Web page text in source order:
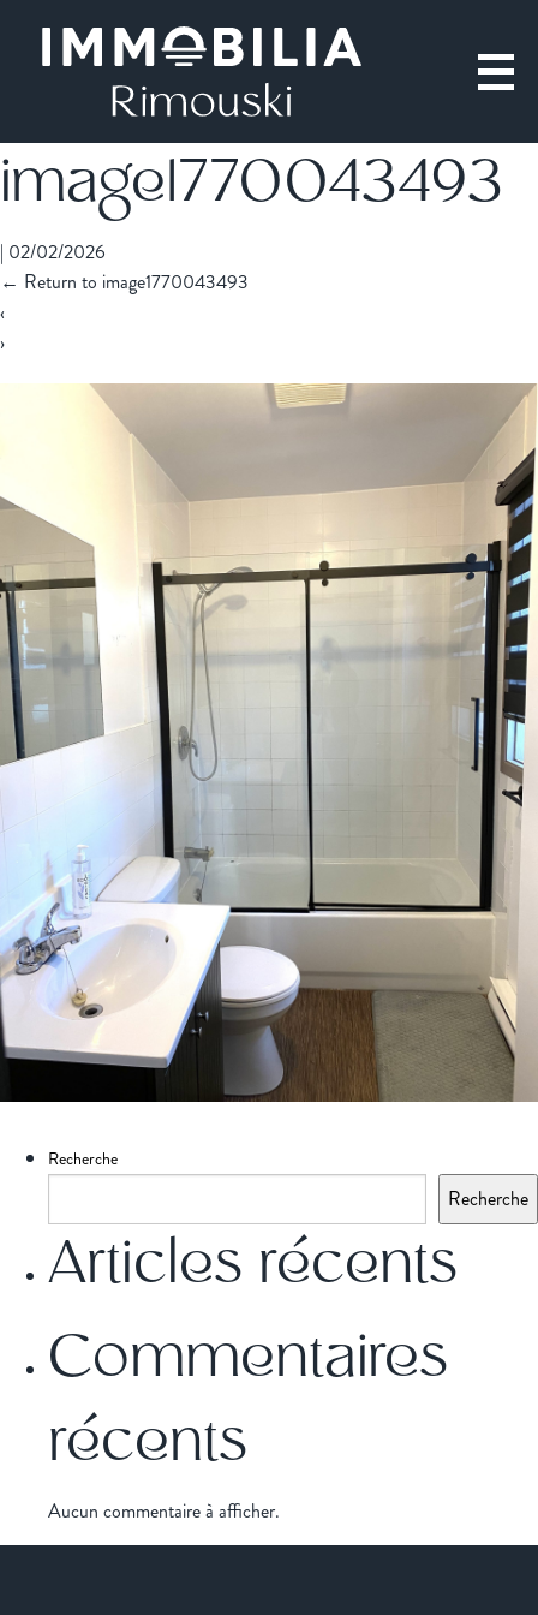
image1770043493
| 02/02/2026
← Return to image1770043493
‹
›
Recherche
Recherche
Articles récents
Commentaires
récents
Aucun commentaire à afficher.